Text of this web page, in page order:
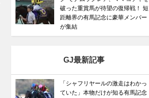
破った重賞馬が待望の復帰戦！ 短
距離界の有馬記念に豪華メンバー
が集結
GJ最新記事
「シャフリヤールの激走はわかっ
ていた」本物だけが知る有馬記念